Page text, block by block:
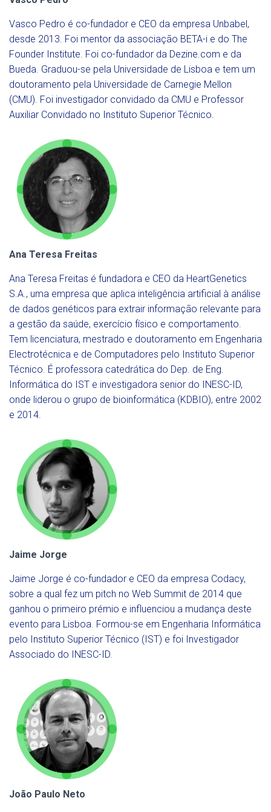
Vasco Pedro é co-fundador e CEO da empresa Unbabel,
desde 2013. Foi mentor da associação BETA-i e do The
Founder Institute. Foi co-fundador da Dezine.com e da
Bueda. Graduou-se pela Universidade de Lisboa e tem um
doutoramento pela Universidade de Carnegie Mellon
(CMU). Foi investigador convidado da CMU e Professor
Auxiliar Convidado no Instituto Superior Técnico.
Ana Teresa Freitas
Ana Teresa Freitas é fundadora e CEO da HeartGenetics
S.A., uma empresa que aplica inteligência artificial à análise
de dados genéticos para extrair informação relevante para
a gestão da saúde, exercício físico e comportamento.
Tem licenciatura, mestrado e doutoramento em Engenharia
Electrotécnica e de Computadores pelo Instituto Superior
Técnico. É professora catedrática do Dep. de Eng.
Informática do IST e investigadora senior do INESC-ID,
onde liderou o grupo de bioinformática (KDBIO), entre 2002
e 2014.
Jaime Jorge
Jaime Jorge é co-fundador e CEO da empresa Codacy,
sobre a qual fez um pitch no Web Summit de 2014 que
ganhou o primeiro prémio e influenciou a mudança deste
evento para Lisboa. Formou-se em Engenharia Informática
pelo Instituto Superior Técnico (IST) e foi Investigador
Associado do INESC-ID.
João Paulo Neto